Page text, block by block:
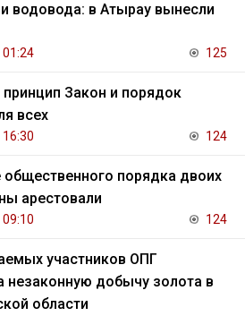
водовода: в Атырау вынесли
01:24 125
: принцип Закон и порядок
всех
124
общественного порядка двоих
арестовали
124
участников ОПГ
незаконную добычу золота в
области